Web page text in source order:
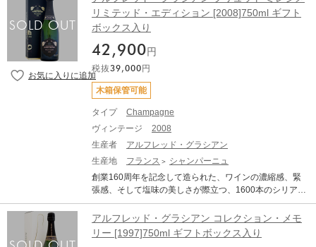
リミテッド・エディション [2008]750ml ギフト
ボックス入り
42,900 円
税抜39,000 円
木箱保管可能
タイプ
Champagne
ヴィンテージ
2008
生産者
アルフレッド・グラシアン
生産地
フランス
シャンパーニュ
創業160周年を記念して造られた、ワインの濃縮感、緊
張感、そして塩味の美しさが際立つ、1600本のシリアル
番号付き限定キュヴェ! 1864年、アルフレッド・グラシ
アン氏は23歳の時にエペルネにこのメゾンを設立しまし
た。同年、この偉大なる企業家は、ロワール地方のソー
ミュールにもスパークリング・ワインの醸造所を設立し
アルフレッド・グラシアン コレクション・メモ
リー [1997]750ml ギフトボックス入り